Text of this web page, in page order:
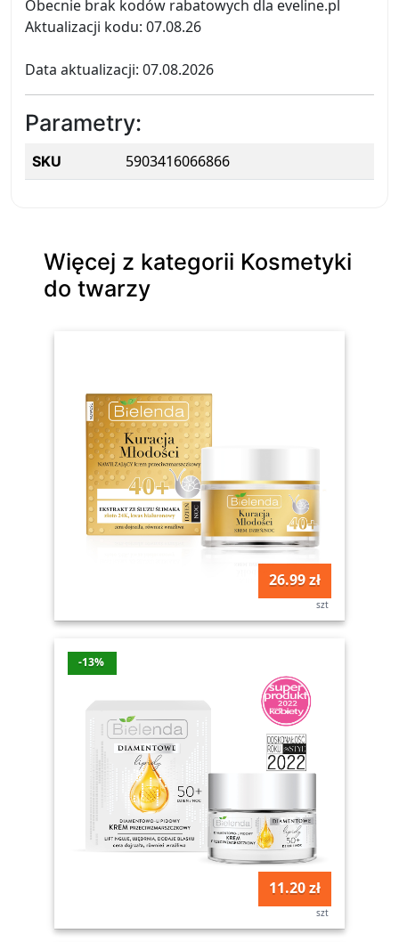
Obecnie brak kodów rabatowych dla eveline.pl
Aktualizacji kodu: 07.08.26
Data aktualizacji: 07.08.2026
Parametry:
SKU 5903416066866
Więcej z kategorii Kosmetyki
do twarzy
26.99 zł
szt
-13%
11.20 zł
szt